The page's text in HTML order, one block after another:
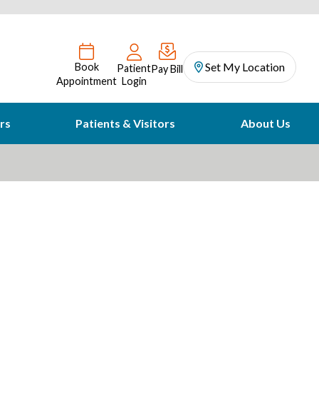
Book
Appointment
Patient
Login
Pay Bill Set My Location
Patients & Visitors About Us